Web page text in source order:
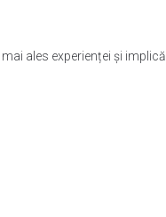
ales experienței și